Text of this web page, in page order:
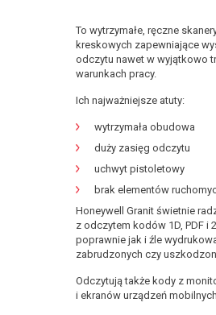
To wytrzymałe, ręczne
kreskowych zapewniające
odczytu nawet w wyjątkowo
warunkach pracy.
Ich najważniejsze atuty:
wytrzymała obudowa
duży zasięg odczytu
uchwyt pistoletowy
brak elementów
Honeywell Granit świetnie
z odczytem kodów 1D, PDF i
poprawnie jak i źle
zabrudzonych czy
Odczytują także kody z
i ekranów urządzeń